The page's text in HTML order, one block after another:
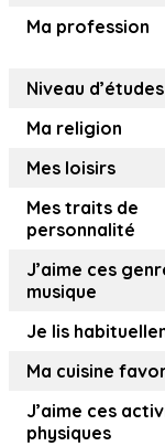
Ma profession
Niveau d’études
Ma religion
Mes loisirs
Mes traits de
personnalité
J’aime ces
musique
Je lis
Ma cuisine
J’aime ces
physiques